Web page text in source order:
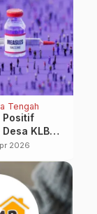
Tengah
KLB
Cilacap,
2026